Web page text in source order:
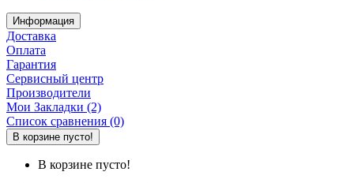
Информация
Доставка
Оплата
Гарантия
Сервисный центр
Производители
Мои Закладки (2)
Список сравнения (0)
В корзине пусто!
В корзине пусто!